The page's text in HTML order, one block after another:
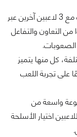
تجربة تعاونية مثيرة: تُتيح اللعبة إمكانية اللعب مع 3 لاعبين آخرين عبر
التعاون والتفاعل
الصعوبات.
5 حملات مختلفة، كل منها يتميز
على تجربة اللعب
واسعة من
اختيار الأسلحة